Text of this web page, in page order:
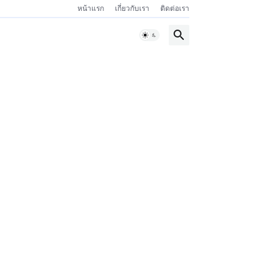
หน้าแรก เกี่ยวกับเรา ติดต่อเรา